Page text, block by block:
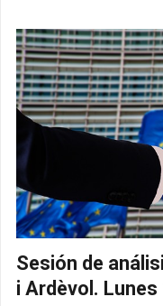
Sesión de
i Ardèvol.